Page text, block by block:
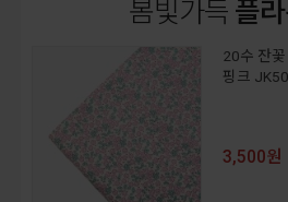
봄빛가득 플
20수 잔
핑크
3,500원